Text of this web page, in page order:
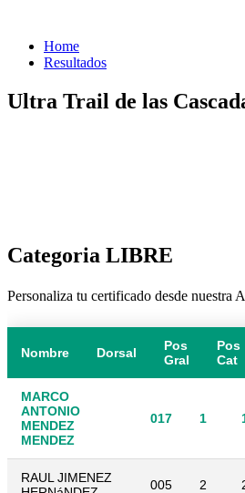
Home
Resultados
Ultra Trail de las
Categoria LIBRE
Personaliza tu certificado desde nuestra
Nombre Dorsal
Pos
Gral
Pos
Cat
MARCO
ANTONIO
MENDEZ
MENDEZ
017 1
RAUL JIMENEZ
005 2